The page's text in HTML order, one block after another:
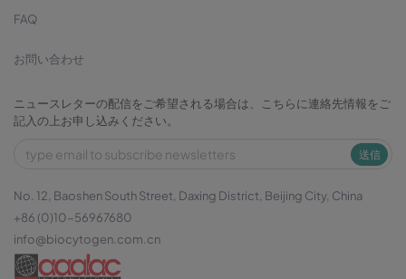
FAQ
お問い合わせ
ニュースレターの配信をご希望される場合は、こちらに連絡先情報をご
記入の上お申し込みください。
送信
No. 12, Baoshen South Street, Daxing District, Beijing City, China
+86 (0)10-56967680
info@biocytogen.com.cn